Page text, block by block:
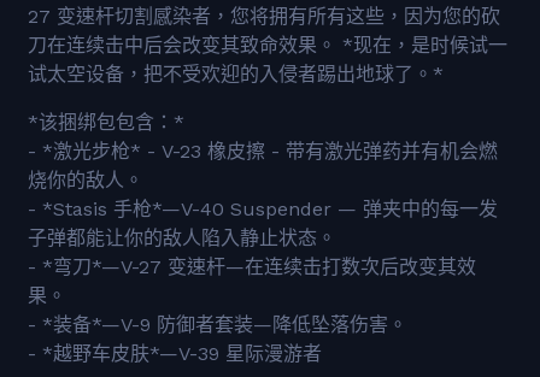
27 变速杆切割感染者，您将拥有所有这些，因为您的砍
刀在连续击中后会改变其致命效果。 *现在，是时候试一
试太空设备，把不受欢迎的入侵者踢出地球了。*
*该捆绑包包含：*
- *激光步枪* - V-23 橡皮擦 - 带有激光弹药并有机会燃
烧你的敌人。
- *Stasis 手枪*—V-40 Suspender — 弹夹中的每一发
子弹都能让你的敌人陷入静止状态。
- *弯刀*—V-27 变速杆—在连续击打数次后改变其效
果。
- *装备*—V-9 防御者套装—降低坠落伤害。
- *越野车皮肤*—V-39 星际漫游者